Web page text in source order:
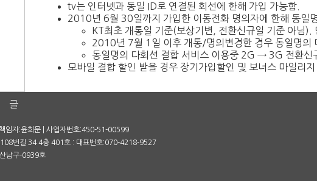
tv는 인터넷과 동일 ID로 연결된 회선에 한해 가입 가능함.
2010년 6월 30일까지 가입한 이동전화 명의자에 한해 동일
KT최초 개통일 기준(보상기변, 전환신규일 기준 아님).
2010년 7월 1일 이후 개통/명의변경한 경우 동일명의
동일명의 다회선 결합 서비스 이용중 2G → 3G 전환신
모바일 결합 할인 받을 경우 장기가입할인 및 보너스 마일리지
글
임자:윤희문 | 사업자번호:450-51-00599
108번길 34 4층 401호 : 대표번호:070-4218-9527
남구-0939호